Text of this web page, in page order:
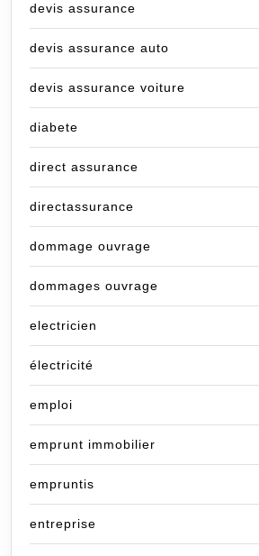
devis assurance
devis assurance auto
devis assurance voiture
diabete
direct assurance
directassurance
dommage ouvrage
dommages ouvrage
electricien
électricité
emploi
emprunt immobilier
empruntis
entreprise